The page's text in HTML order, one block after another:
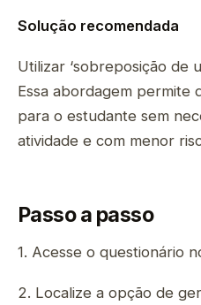
Solução recomendada
Utilizar ‘sobreposição de
Essa abordagem permite
para o estudante sem
atividade e com menor
Passo a passo
1. Acesse o questionário
2. Localize a opção de